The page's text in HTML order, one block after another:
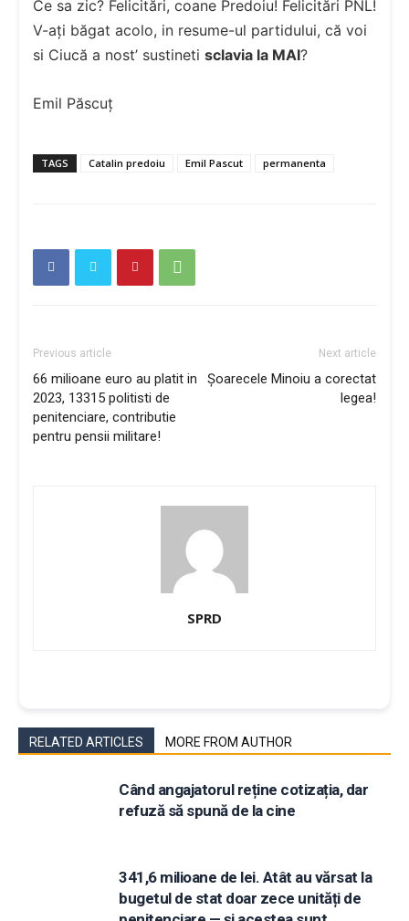
Ce sa zic? Felicitări, coane Predoiu! Felicitări PNL!
V-ați băgat acolo, in resume-ul partidului, că voi
si Ciucă a nost’ sustineti sclavia la MAI?
Emil Păscuț
TAGS Catalin predoiu Emil Pascut permanenta
Previous article
66 milioane euro au platit in
2023, 13315 politisti de
penitenciare, contributie
pentru pensii militare!
Next article
Șoarecele Minoiu a corectat
legea!
SPRD
RELATED ARTICLES MORE FROM AUTHOR
Când angajatorul reține cotizația, dar
refuză să spună de la cine
341,6 milioane de lei. Atât au vărsat la
bugetul de stat doar zece unități de